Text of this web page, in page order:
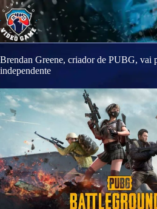
k
i
p
o
c
n
e
n
Brendan Greene, criador de PUBG, vai
independente